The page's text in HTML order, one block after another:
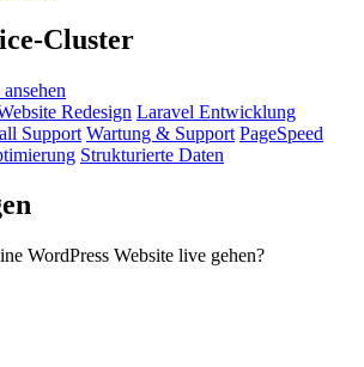
Cluster
Redesign Laravel Entwicklung
Support Wartung & Support PageSpeed
Strukturierte Daten
WordPress Website live gehen?